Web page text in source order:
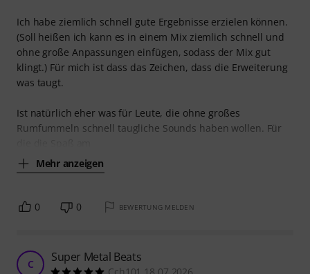
Ich habe ziemlich schnell gute Ergebnisse erzielen können.
(Soll heißen ich kann es in einem Mix ziemlich schnell und
ohne große Anpassungen einfügen, sodass der Mix gut
klingt.) Für mich ist dass das Zeichen, dass die Erweiterung
was taugt.
Ist natürlich eher was für Leute, die ohne großes
Rumfummeln schnell taugliche Sounds haben wollen. Für
Mehr anzeigen
0 0 BEWERTUNG MELDEN
C Super Metal Beats